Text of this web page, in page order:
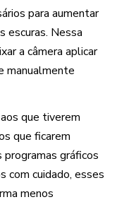
para aumentar
escuras. Nessa
a câmera aplicar
manualmente
que tiverem
que ficarem
programas gráficos
com cuidado, esses
menos